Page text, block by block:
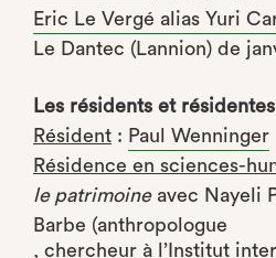
Eric Le Vergé alias Yuri
Le Dantec (Lannion) de
Les résidents et
Résident : Paul Wenninger
Résidence en sciences-
le patrimoineavec Nayeli
Barbe (anthropologue
, chercheur à l’Institut